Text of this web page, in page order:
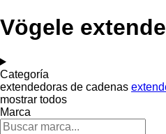
Vögele
Categoría
extendedoras de cadenas
mostrar todos
Marca